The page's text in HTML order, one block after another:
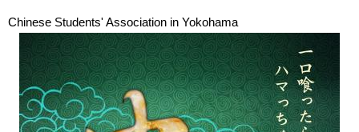
Chinese Students' Association in Yokohama